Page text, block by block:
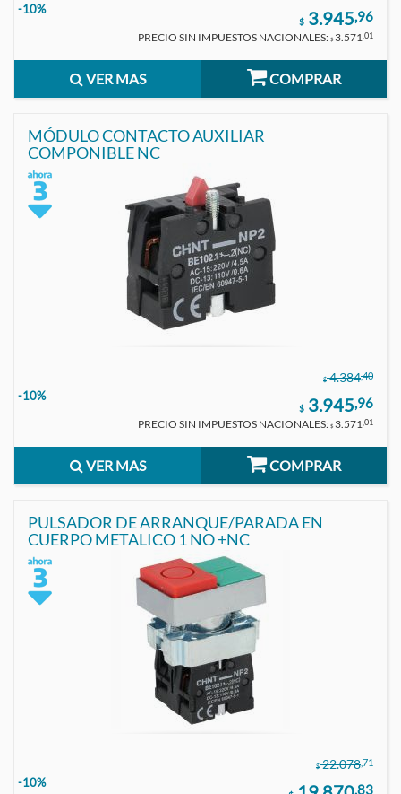
-10%
$ 3.945,96
PRECIO SIN IMPUESTOS NACIONALES: $ 3.571,01
VER MAS COMPRAR
MÓDULO CONTACTO AUXILIAR
COMPONIBLE NC
$ 4.384,40
-10%
$ 3.945,96
PRECIO SIN IMPUESTOS NACIONALES: $ 3.571,01
VER MAS COMPRAR
PULSADOR DE ARRANQUE/PARADA EN
CUERPO METALICO 1 NO +NC
$ 22.078,71
-10% ,83